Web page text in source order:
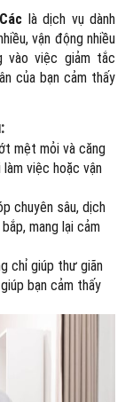
là dịch vụ dành
vận động nhiều
vào việc giảm tắc
của bạn cảm thấy
mệt mỏi và căng
việc hoặc vận
chuyên sâu, dịch
mang lại cảm
chỉ giúp thư giãn
bạn cảm thấy